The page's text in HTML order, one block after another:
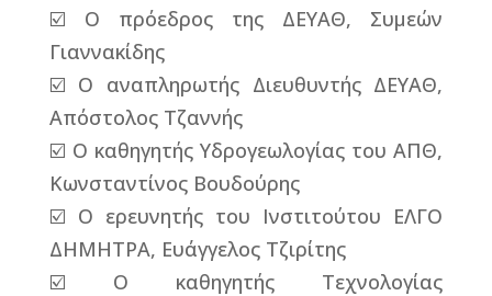
☑️ Ο πρόεδρος της ΔΕΥΑΘ, Συμεών
Γιαννακίδης
☑️ Ο αναπληρωτής Διευθυντής ΔΕΥΑΘ,
Απόστολος Τζαννής
☑️ Ο καθηγητής Υδρογεωλογίας του ΑΠΘ,
Κωνσταντίνος Βουδούρης
☑️ Ο ερευνητής του Ινστιτούτου ΕΛΓΟ
ΔΗΜΗΤΡΑ, Ευάγγελος Τζιρίτης
☑️ Ο καθηγητής Τεχνολογίας